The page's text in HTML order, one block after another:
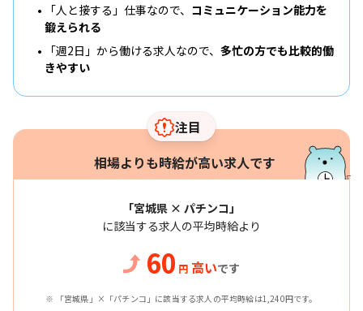
「人と接する」仕事なので、 コミュニケーション能力を
鍛えられる
「週2日」から働ける求人なので、 多忙の方でも比較的働
きやすい
注目
相場よりも時給が高い求人です
「宮城県 × パチンコ」
に該当する求人の平均時給より
60 円 高いです
※ 「宮城県」×「パチンコ」に該当する求人の平均時給は1,240円です。